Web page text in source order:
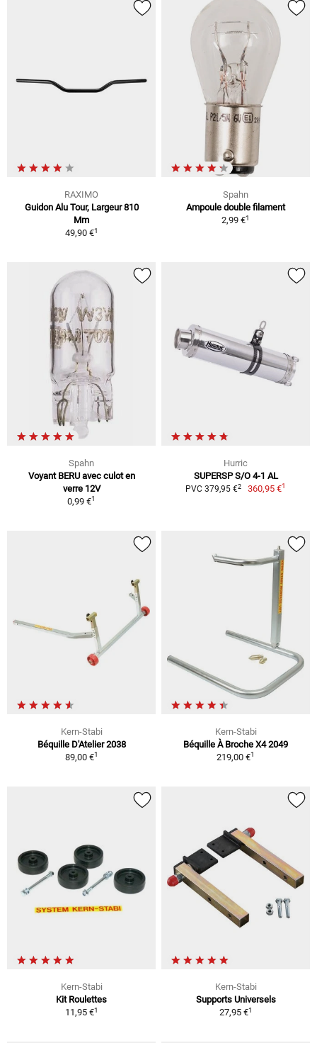
RAXIMO
Guidon Alu Tour, Largeur 810
Mm
49,90 €1
Spahn
Ampoule double filament
2,99 €1
Spahn
Voyant BERU avec culot en
verre 12V
0,99 €1
Hurric
SUPERSP S/O 4-1 AL
PVC 379,95 €2 360,95 €1
Kern-Stabi
Béquille D'Atelier 2038
89,00 €1
Kern-Stabi
Béquille À Broche X4 2049
219,00 €1
Kern-Stabi
Kit Roulettes
11,95 €1
Kern-Stabi
Supports Universels
27,95 €1